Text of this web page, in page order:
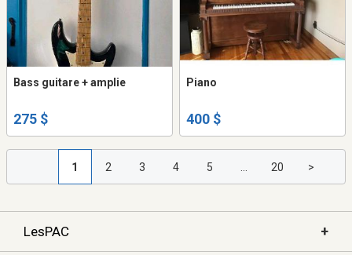
Bass guitare + amplie
275 $
Piano
400 $
1 2 3 4 5 20 >
LesPAC +